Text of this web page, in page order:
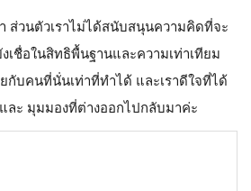
ส่วนตัวเราไม่ได้สนับสนุนความคิดที่จะ
เชื่อในสิทธิพื้นฐานและความเท่าเทียม
กับคนที่นั่นเท่าที่ทำได้ และเราดีใจที่ได้
ะ มุมมองที่ต่างออกไปกลับมาค่ะ